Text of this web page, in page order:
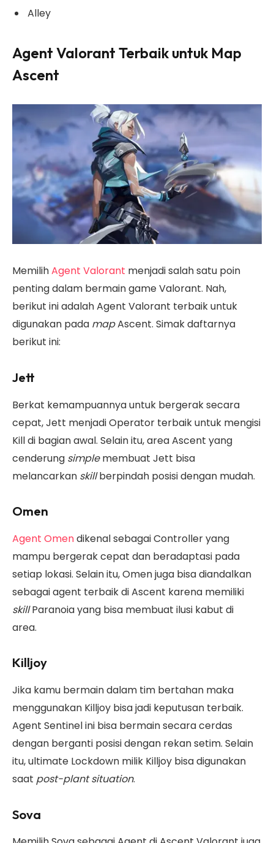
Alley
Agent Valorant Terbaik untuk Map
Ascent
MemilihAgent Valorant menjadi salah satu poin
penting dalam bermain game Valorant. Nah,
berikut ini adalah Agent Valorant terbaik untuk
digunakan pada mapAscent. Simak daftarnya
berikut ini:
Jett
Berkat kemampuannya untuk bergerak secara
cepat, Jett menjadi Operator terbaik untuk mengisi
Kill di bagian awal. Selain itu, area Ascent yang
cenderung simplemembuat Jett bisa
melancarkan skillberpindah posisi dengan mudah.
Omen
Agent Omendikenal sebagai Controller yang
mampu bergerak cepat dan beradaptasi pada
setiap lokasi. Selain itu, Omen juga bisa diandalkan
sebagai agent terbaik di Ascent karena memiliki
skillParanoia yang bisa membuat ilusi kabut di
area.
Killjoy
Jika kamu bermain dalam tim bertahan maka
menggunakan Killjoy bisa jadi keputusan terbaik.
Agent Sentinel ini bisa bermain secara cerdas
dengan berganti posisi dengan rekan setim. Selain
itu, ultimate Lockdown milik Killjoy bisa digunakan
saat post-plant situation.
Sova